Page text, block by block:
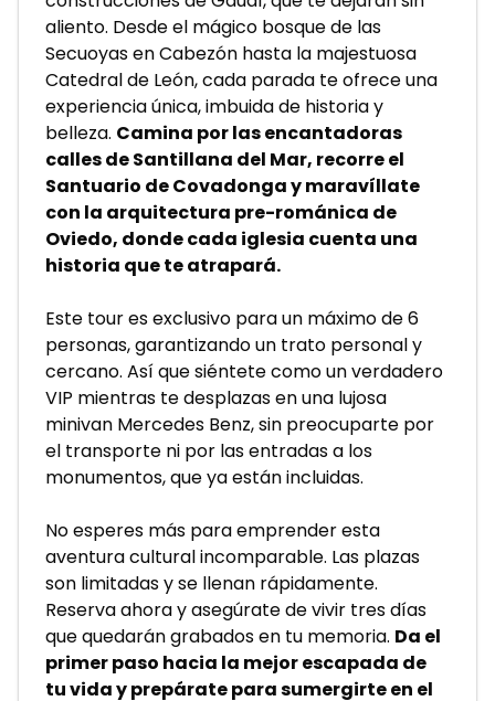
aliento. Desde el mágico bosque de las
Secuoyas en Cabezón hasta la majestuosa
Catedral de León, cada parada te ofrece una
experiencia única, imbuida de historia y
belleza. Camina por las encantadoras
calles de Santillana del Mar, recorre el
Santuario de Covadonga y maravíllate
con la arquitectura pre-románica de
Oviedo, donde cada iglesia cuenta una
historia que te atrapará.
Este tour es exclusivo para un máximo de 6
personas, garantizando un trato personal y
cercano. Así que siéntete como un verdadero
VIP mientras te desplazas en una lujosa
minivan Mercedes Benz, sin preocuparte por
el transporte ni por las entradas a los
monumentos, que ya están incluidas.
No esperes más para emprender esta
aventura cultural incomparable. Las plazas
son limitadas y se llenan rápidamente.
Reserva ahora y asegúrate de vivir tres días
que quedarán grabados en tu memoria. Da el
primer paso hacia la mejor escapada de
tu vida y prepárate para sumergirte en el